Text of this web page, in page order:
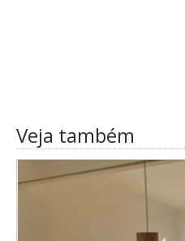
Veja também